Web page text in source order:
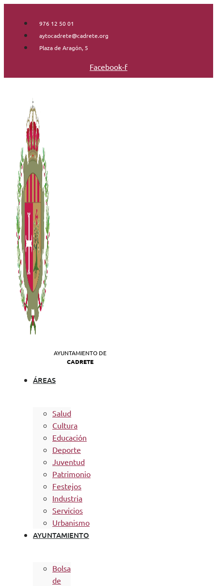
contenido
976 12 50 01
aytocadrete@cadrete.org
Plaza de Aragón, 5
Facebook-f
AYUNTAMIENTO DE
CADRETE
ÁREAS
Salud
Cultura
Educación
Deporte
Juventud
Patrimonio
Festejos
Industria
Servicios
Urbanismo
AYUNTAMIENTO
Bolsa
de